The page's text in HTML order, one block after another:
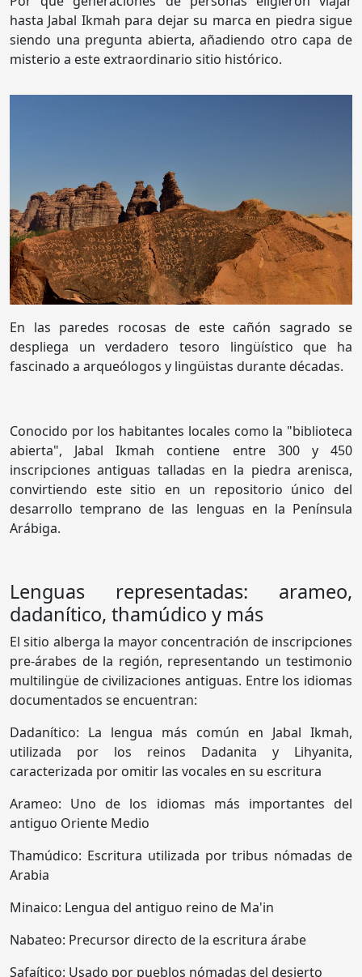
hasta Jabal Ikmah para dejar su marca en piedra sigue
siendo una pregunta abierta, añadiendo otro capa de
misterio a este extraordinario sitio histórico.
En las paredes rocosas de este cañón sagrado se
despliega un verdadero tesoro lingüístico que ha
fascinado a arqueólogos y lingüistas durante décadas.
Conocido por los habitantes locales como la "biblioteca
abierta", Jabal Ikmah contiene entre 300 y 450
inscripciones antiguas talladas en la piedra arenisca,
convirtiendo este sitio en un repositorio único del
desarrollo temprano de las lenguas en la Península
Arábiga.
Lenguas representadas: arameo,
dadanítico, thamúdico y más
El sitio alberga la mayor concentración de inscripciones
pre-árabes de la región, representando un testimonio
multilingüe de civilizaciones antiguas. Entre los idiomas
documentados se encuentran:
Dadanítico: La lengua más común en Jabal Ikmah,
utilizada por los reinos Dadanita y Lihyanita,
caracterizada por omitir las vocales en su escritura
Arameo: Uno de los idiomas más importantes del
antiguo Oriente Medio
Thamúdico: Escritura utilizada por tribus nómadas de
Arabia
Minaico: Lengua del antiguo reino de Ma'in
Nabateo: Precursor directo de la escritura árabe
Safaítico: Usado por pueblos nómadas del desierto